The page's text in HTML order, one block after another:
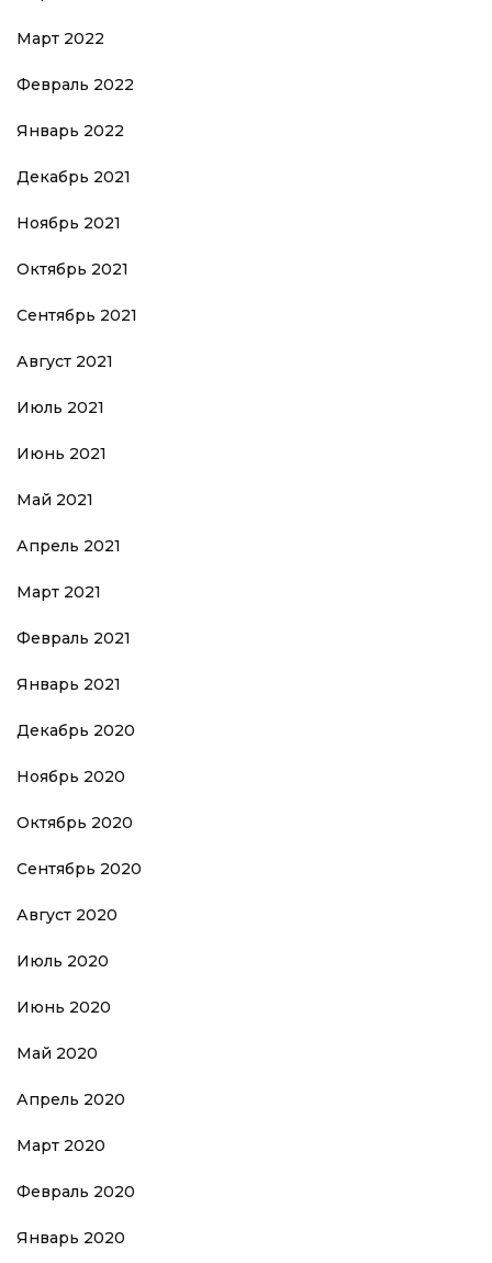
Март 2022
Февраль 2022
Январь 2022
Декабрь 2021
Ноябрь 2021
Октябрь 2021
Сентябрь 2021
Август 2021
Июль 2021
Июнь 2021
Май 2021
Апрель 2021
Март 2021
Февраль 2021
Январь 2021
Декабрь 2020
Ноябрь 2020
Октябрь 2020
Сентябрь 2020
Август 2020
Июль 2020
Июнь 2020
Май 2020
Апрель 2020
Март 2020
Февраль 2020
Январь 2020